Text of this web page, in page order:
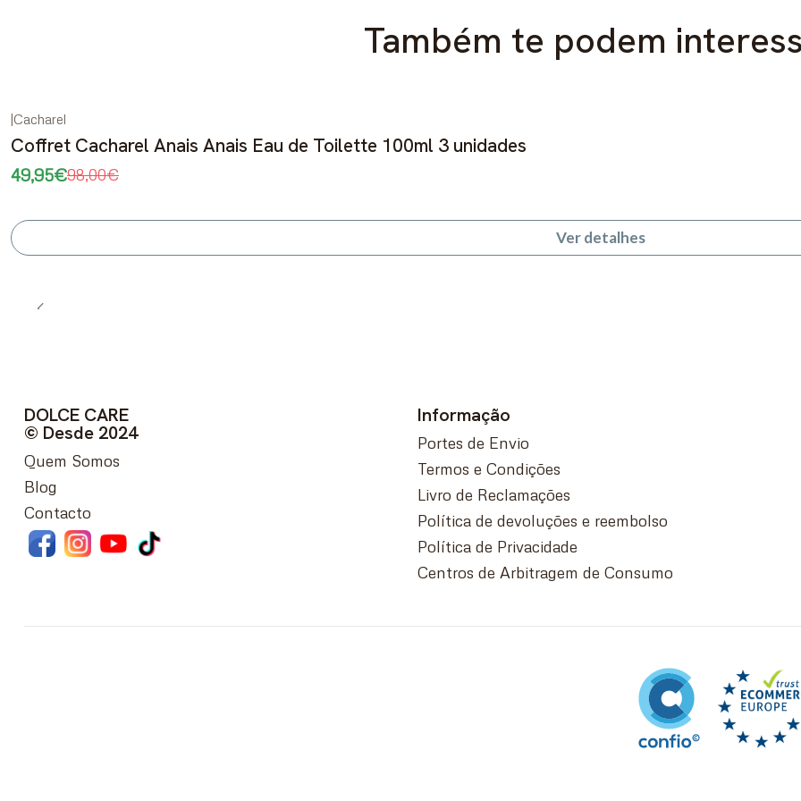
Também te podem
-49%DESCONTO
Esgotado
|Cacharel
Coffret Cacharel Anais Anais Eau de Toilette 100ml 3 unidades
49,95€98,00€
Ver detalhes
DOLCE CARE
© Desde 2024
Quem Somos
Blog
Contacto
Informação
Portes de Envio
Termos e Condições
Livro de Reclamações
Política de devoluções e reembolso
Política de Privacidade
Centros de Arbitragem de Consumo